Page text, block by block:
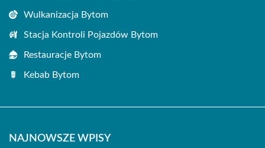
Wulkanizacja Bytom
Stacja Kontroli Pojazdów Bytom
Restauracje Bytom
Kebab Bytom
NAJNOWSZE WPISY